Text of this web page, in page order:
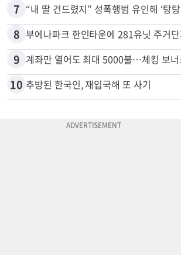
7
8 부에나파크 한인타운에 281유닛 주거
9 계좌만 열어도 최대 5000불…체킹 보너
10 추방된 한국인, 재입국해 또 사기